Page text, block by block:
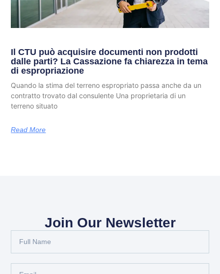
Il CTU può acquisire documenti non prodotti
dalle parti? La Cassazione fa chiarezza in tema
di espropriazione
Quando la stima del terreno espropriato passa anche da un
contratto trovato dal consulente Una proprietaria di un
terreno situato
Read More
Join Our Newsletter